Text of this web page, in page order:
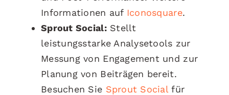
Informationen auf Iconosquare.
Sprout Social:Stellt
leistungsstarke Analysetools zur
Messung von Engagement und zur
Planung von Beiträgen bereit.
Besuchen Sie Sprout Social für